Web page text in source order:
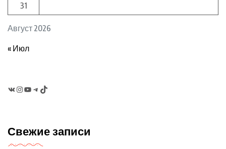
Август 2026
31
« Июл
Instagram
YouTubeTelegram
TikTok
Свежие записи